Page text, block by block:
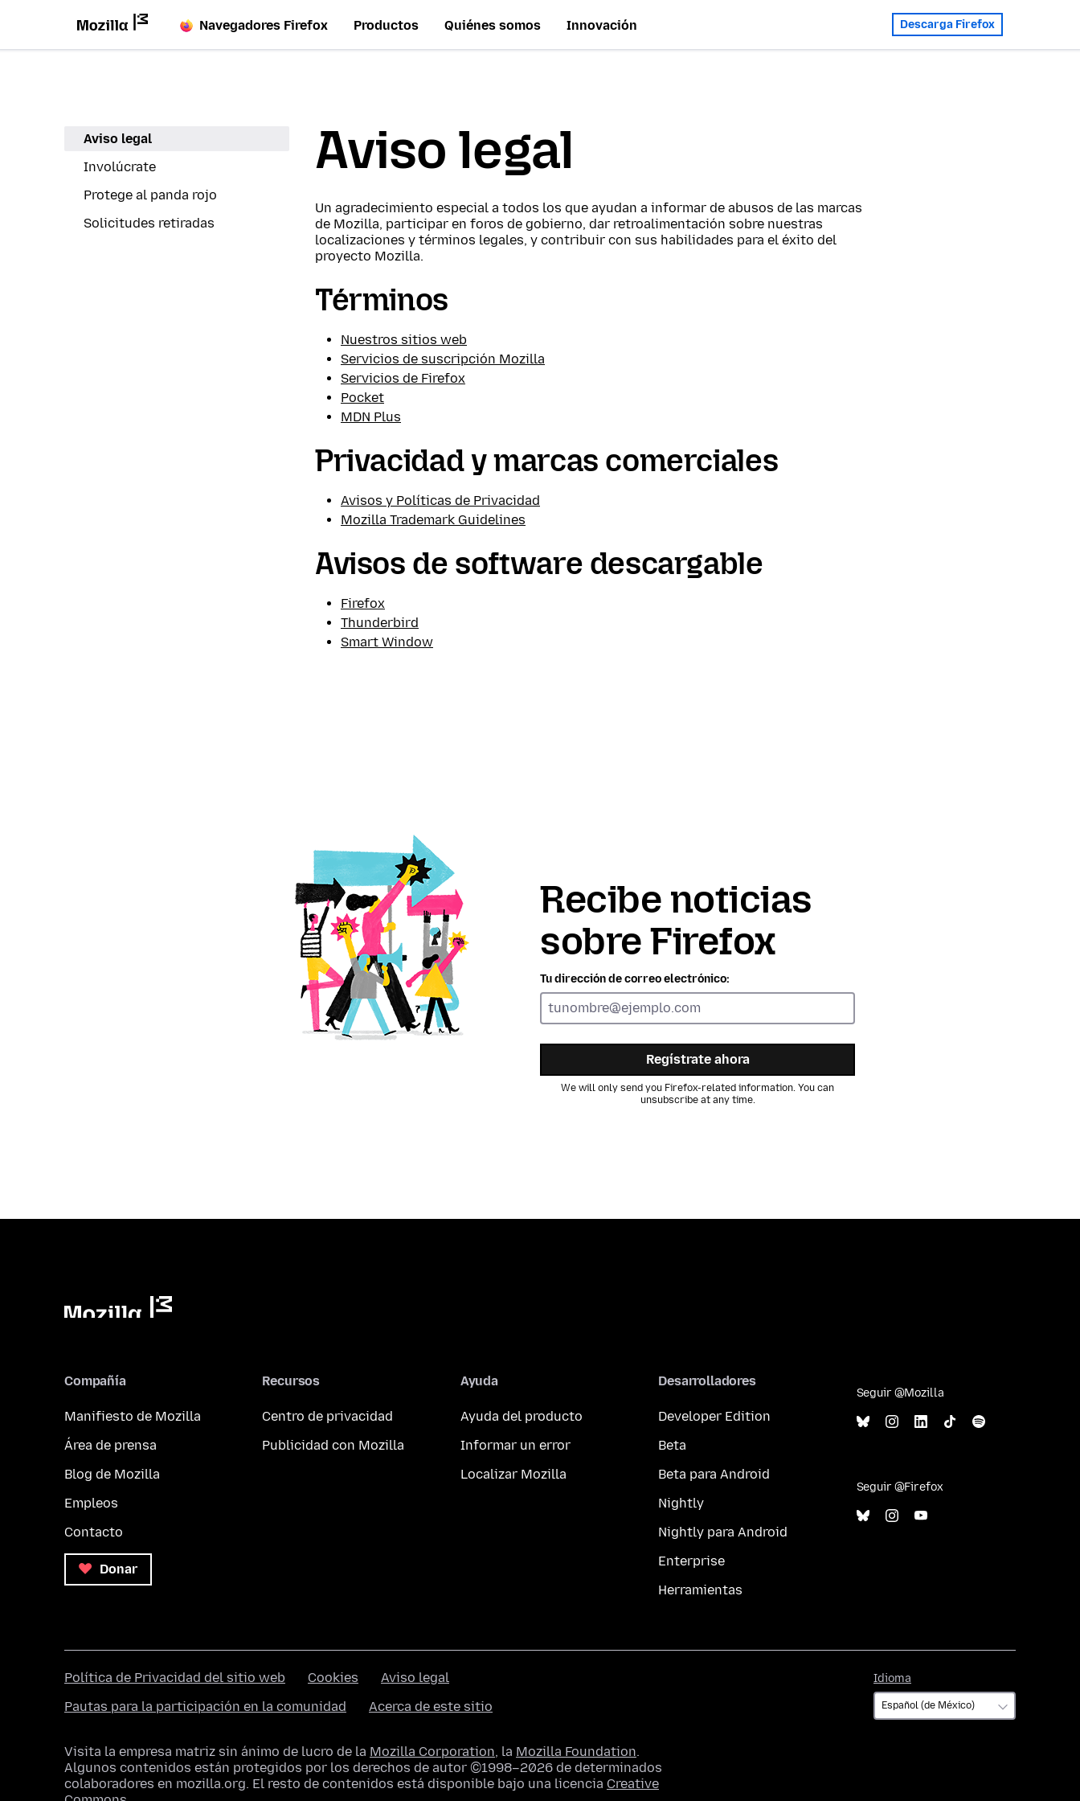
Descarga Firefox
Navegadores Firefox Productos Quiénes somos Innovación
Aviso legal
Involúcrate
Protege al panda rojo
Solicitudes retiradas
Aviso legal
Un agradecimiento especial a todos los que ayudan a informar de abusos de las marcas
de Mozilla, participar en foros de gobierno, dar retroalimentación sobre nuestras
localizaciones y términos legales, y contribuir con sus habilidades para el éxito del
proyecto Mozilla.
Términos
Nuestros sitios web
Servicios de suscripción Mozilla
Servicios de Firefox
Pocket
MDN Plus
Privacidad y marcas comerciales
Avisos y Políticas de Privacidad
Mozilla Trademark Guidelines
Avisos de software descargable
Firefox
Thunderbird
Smart Window
Recibe noticias
sobre Firefox
Tu dirección de correo electrónico:
Regístrate ahora
We will only send you Firefox-related information. You can
unsubscribe at any time.
Compañía
Manifiesto de Mozilla
Área de prensa
Blog de Mozilla
Empleos
Contacto
Donar
Recursos
Centro de privacidad
Publicidad con Mozilla
Ayuda
Ayuda del producto
Informar un error
Localizar Mozilla
Desarrolladores
Developer Edition
Beta
Beta para Android
Nightly
Nightly para Android
Enterprise
Herramientas
Seguir @Mozilla
Seguir @Firefox
Idioma
Política de Privacidad del sitio web Cookies
Aviso legal
Pautas para la participación en la comunidad
Acerca de este sitio
Visita la empresa matriz sin ánimo de lucro de la Mozilla Corporation, la Mozilla Foundation.
Algunos contenidos están protegidos por los derechos de autor ©1998–2026 de determinados
colaboradores en mozilla.org. El resto de contenidos está disponible bajo una licencia Creative